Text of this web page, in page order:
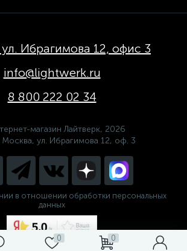
0 0
Ибрагимова 12, офис 3
info@lightwerk.ru
8 800 222 02 34
магазин Лайтверк, 2026
Москва, ул. Ибрагимова 12, оф. 3
в отношении обработки персональных
данных